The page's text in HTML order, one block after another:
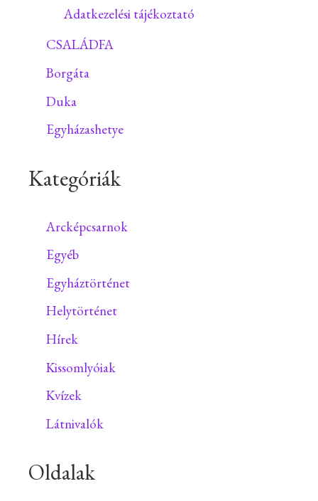
Adatkezelési tájékoztató
CSALÁDFA
Borgáta
Duka
Egyházashetye
Kategóriák
Arcképcsarnok
Egyéb
Egyháztörténet
Helytörténet
Hírek
Kissomlyóiak
Kvízek
Látnivalók
Oldalak